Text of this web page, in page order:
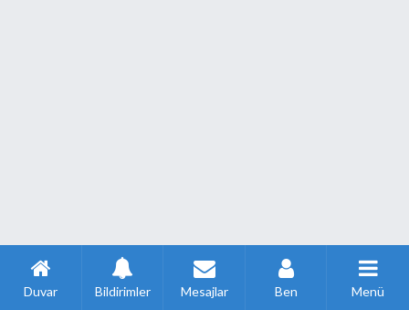
Duvar Bildirimler Mesajlar Ben Menü